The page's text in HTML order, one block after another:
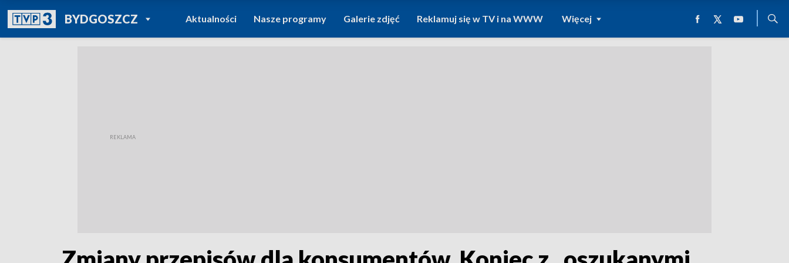
BYDGOSZCZPOWRÓT DO
TVP REGIONY
Aktualności Nasze programy Galerie zdjęć Reklamuj się w TV i na WWW Więcej